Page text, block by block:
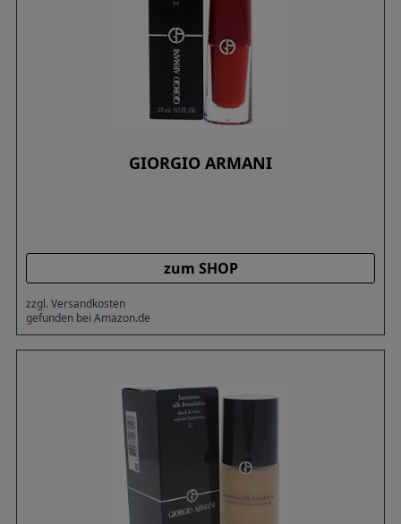
GIORGIO ARMANI
zum SHOP
zzgl. Versandkosten
gefunden bei Amazon.de